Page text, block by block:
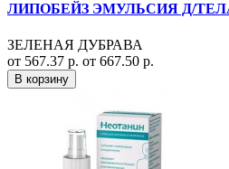
ЛИПОБЕЙЗ ЭМУЛЬСИЯ Д/
ЗЕЛЕНАЯ ДУБРАВА
от 567.37 р. от 667.50 р.
В корзину